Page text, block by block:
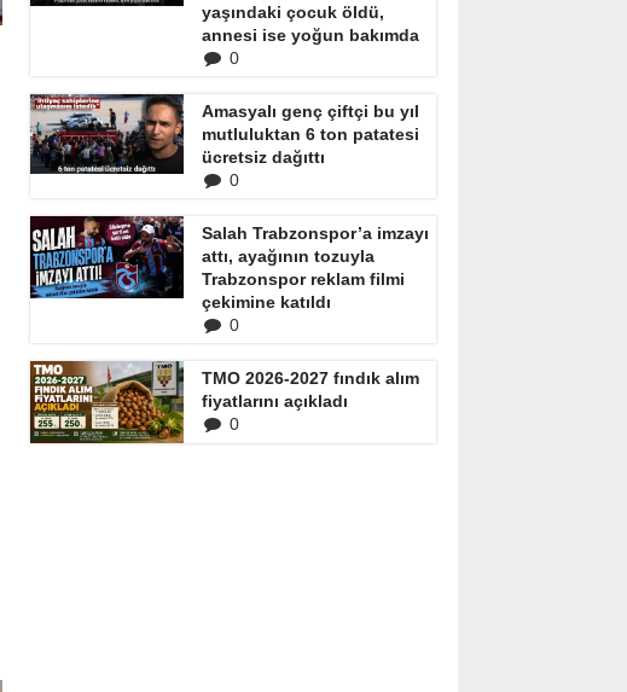
yaşındaki çocuk öldü,
annesi ise yoğun bakımda
0
Amasyalı genç çiftçi bu yıl
mutluluktan 6 ton patatesi
ücretsiz dağıttı
0
Salah Trabzonspor’a imzayı
attı, ayağının tozuyla
Trabzonspor reklam filmi
çekimine katıldı
0
TMO 2026-2027 fındık alım
fiyatlarını açıkladı
0